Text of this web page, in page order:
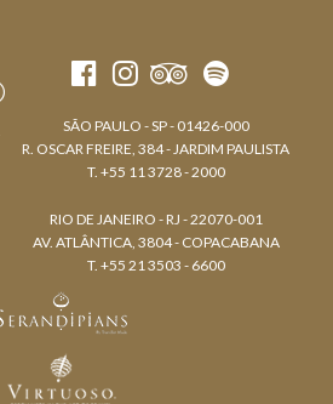
SÃO PAULO - SP - 01426-000
R. OSCAR FREIRE, 384 - JARDIM PAULISTA
T. +55 11 3728 - 2000
RIO DE JANEIRO - RJ - 22070-001
AV. ATLÂNTICA, 3804 - COPACABANA
T. +55 21 3503 - 6600